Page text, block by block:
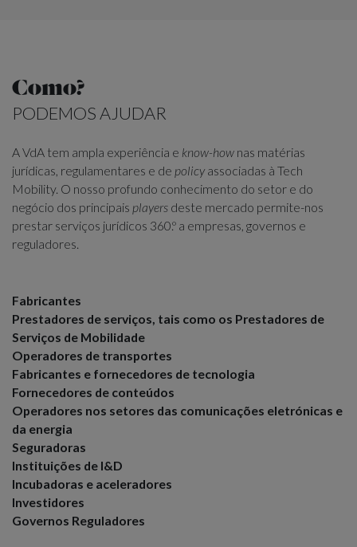
Como?
PODEMOS AJUDAR
A VdA tem ampla experiência e know-how nas matérias
jurídicas, regulamentares e de policy associadas à Tech
Mobility. O nosso profundo conhecimento do setor e do
negócio dos principais players deste mercado permite-nos
prestar serviços jurídicos 360.º a empresas, governos e
reguladores.
Fabricantes
Prestadores de serviços, tais como os Prestadores de
Serviços de Mobilidade
Operadores de transportes
Fabricantes e fornecedores de tecnologia
Fornecedores de conteúdos
Operadores nos setores das comunicações eletrónicas e
da energia
Seguradoras
Instituições de I&D
Incubadoras e aceleradores
Investidores
Governos Reguladores